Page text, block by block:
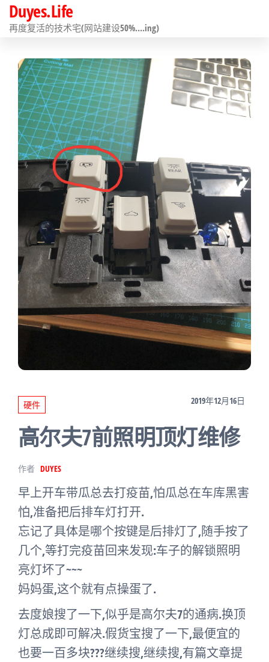
前
往
Duyes.Life
再度复活的技术宅(网站建设50%….ing)
硬件 2019年12月16日
高尔夫7前照明顶灯维修
作者 DUYES
早上开车带瓜总去打疫苗,怕瓜总在车库黑害
怕,准备把后排车灯打开.
忘记了具体是哪个按键是后排灯了,随手按了
几个,等打完疫苗回来发现:车子的解锁照明
亮灯坏了~~~
妈妈蛋,这个就有点操蛋了.
去度娘搜了一下,似乎是高尔夫7的通病.换顶
灯总成即可解决.假货宝搜了一下,最便宜的
也要一百多块???继续搜,继续搜,有篇文章提